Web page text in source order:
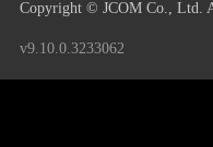
Copyright © JCOM Co., Ltd.
v9.10.0.3233062